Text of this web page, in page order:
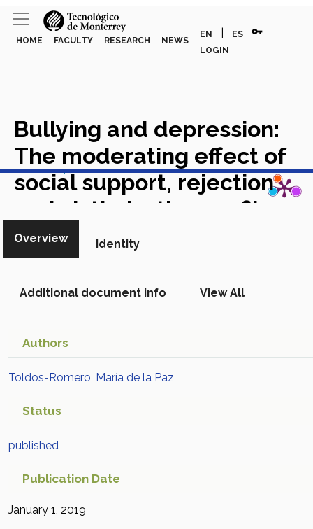
HOME FACULTY RESEARCH NEWS
EN ES vpn_key
LOGIN
Bullying and depression:
The moderating effect of
social support, rejection
and victimization profile
Acoso escolar y depresión:
el efecto moderador del
apoyo social, el rechazo y
Academic Article in Scopus
View in Scopus
Overview Identity
Additional document info View All
Authors
Toldos-Romero, María de la Paz
Status
published
Publication Date
January 1, 2019